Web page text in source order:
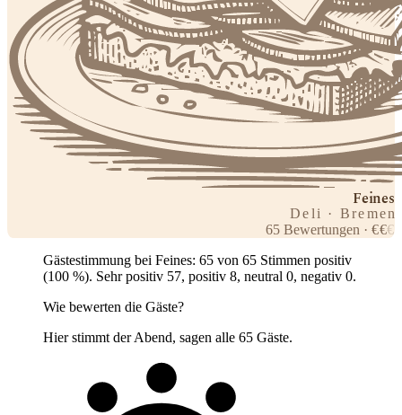
Feines
Deli · Bremen
65 Bewertungen ·€€€
Gästestimmung bei Feines: 65 von 65 Stimmen positiv
(100 %). Sehr positiv 57, positiv 8, neutral 0, negativ 0.
Wie bewerten die Gäste?
Hier stimmt der Abend, sagen alle 65 Gäste.